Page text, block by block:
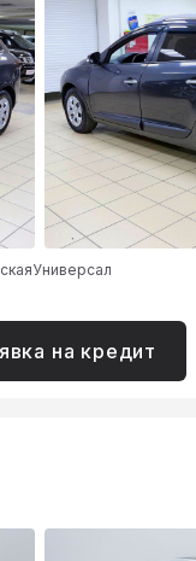
Универсал
на кредит